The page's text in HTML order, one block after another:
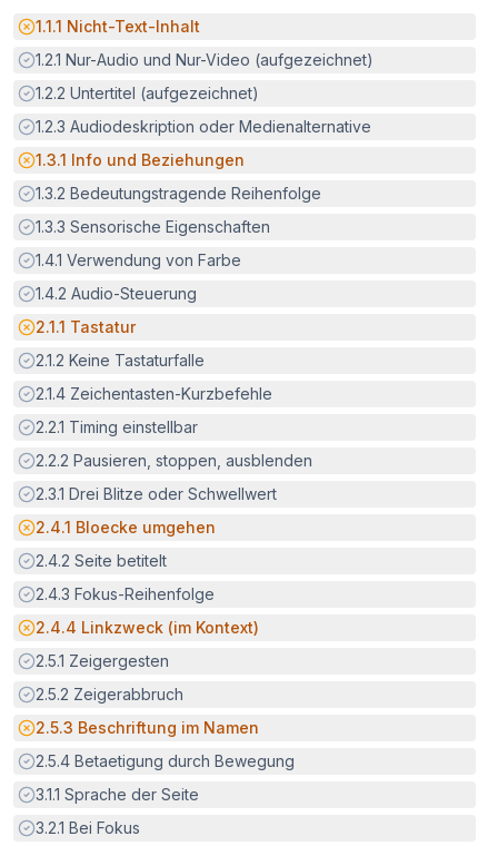
Potenzielle Barriere:
1.1.1 Nicht-Text-Inhalt
Erfüllt:
1.2.1 Nur-Audio und Nur-Video (aufgezeichnet)
Erfüllt:
1.2.2 Untertitel (aufgezeichnet)
Erfüllt:
1.2.3 Audiodeskription oder Medienalternative
Potenzielle Barriere:
1.3.1 Info und Beziehungen
Erfüllt:
1.3.2 Bedeutungstragende Reihenfolge
Erfüllt:
1.3.3 Sensorische Eigenschaften
Erfüllt:
1.4.1 Verwendung von Farbe
Erfüllt:
1.4.2 Audio-Steuerung
Potenzielle Barriere:
2.1.1 Tastatur
Erfüllt:
2.1.2 Keine Tastaturfalle
Erfüllt:
2.1.4 Zeichentasten-Kurzbefehle
Erfüllt:
2.2.1 Timing einstellbar
Erfüllt:
2.2.2 Pausieren, stoppen, ausblenden
Erfüllt:
2.3.1 Drei Blitze oder Schwellwert
Potenzielle Barriere:
2.4.1 Bloecke umgehen
Erfüllt:
2.4.2 Seite betitelt
Erfüllt:
2.4.3 Fokus-Reihenfolge
Potenzielle Barriere:
2.4.4 Linkzweck (im Kontext)
Erfüllt:
2.5.1 Zeigergesten
Erfüllt:
2.5.2 Zeigerabbruch
Potenzielle Barriere:
2.5.3 Beschriftung im Namen
Erfüllt:
2.5.4 Betaetigung durch Bewegung
Erfüllt:
3.1.1 Sprache der Seite
Erfüllt:
3.2.1 Bei Fokus